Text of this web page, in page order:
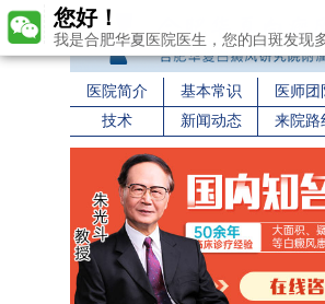
医院简介 基本常识
医师团
技术
新闻动态 来院路
您好！
我是合肥华夏医院医生，您的白斑发现